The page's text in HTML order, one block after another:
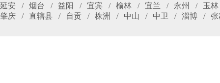
延安
烟台 益阳 宜宾 榆林 宜兰 永州
玉林
肇庆
直辖县 自贡 株洲 中山 中卫 淄博 张